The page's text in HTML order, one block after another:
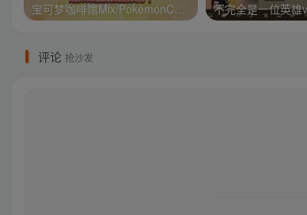
宝可梦咖啡馆Mix/PokémonCaf v1.110.0 不完全是一位英雄
评论 抢沙发